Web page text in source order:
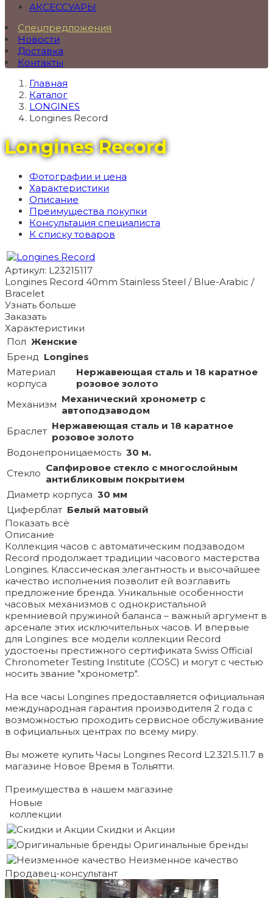
АКСЕССУАРЫ
Спецпредложения
Новости
Доставка
Контакты
Главная
Каталог
LONGINES
Longines Record
Longines Record
Фотографии и цена
Характеристики
Описание
Преимущества покупки
Консультация специалиста
К списку товаров
Артикул: L23215117
Longines Record 40mm Stainless Steel / Blue-Arabic /
Bracelet
Узнать больше
Заказать
Характеристики
Пол Женские
Бренд Longines
Материал
корпуса
Нержавеющая сталь и 18 каратное
розовое золото
Механизм Механический хронометр с
автоподзаводом
Браслет Нержавеющая сталь и 18 каратное
розовое золото
Водонепроницаемость 30 м.
Стекло Сапфировое стекло с многослойным
антибликовым покрытием
Диаметр корпуса 30 мм
Циферблат Белый матовый
Показать всё
Описание
Коллекция часов с автоматическим подзаводом
Record продолжает традиции часового мастерства
Longines. Классическая элегантность и высочайшее
качество исполнения позволит ей возглавить
предложение бренда. Уникальные особенности
часовых механизмов с однокристальной
кремниевой пружиной баланса – важный аргумент в
арсенале этих исключительных часов. И впервые
для Longines: все модели коллекции Record
удостоены престижного сертификата Swiss Official
Chronometer Testing Institute (COSC) и могут с честью
носить звание "хронометр".
На все часы Longines предоставляется официальная
международная гарантия производителя 2 года с
возможностью проходить сервисное обслуживание
в официальных центрах по всему миру.
Вы можете купить Часы Longines Record L2.321.5.11.7 в
магазине Новое Время в Тольятти.
Преимущества в нашем магазине
Новые
коллекции
Скидки и Акции
Оригинальные бренды
Неизменное качество
Продавец-консультант